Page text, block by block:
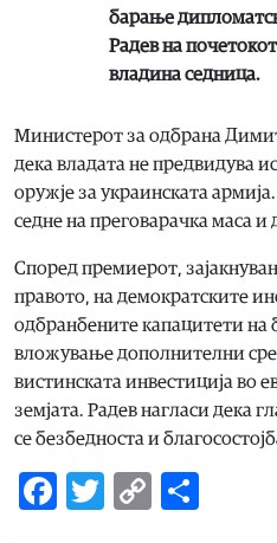
барање
Радев на
владина седница.
Министерот за одбрана
дека владата не предвидува
оружје за украинската
седне на преговарачка маса и
Според премиерот,
правото, на демократските
одбранбените капацитети на
вложување дополнителни
вистинската инвестиција во
земјата. Радев нагласи дека
се безбедноста и
Facebook
Twitter
Copy